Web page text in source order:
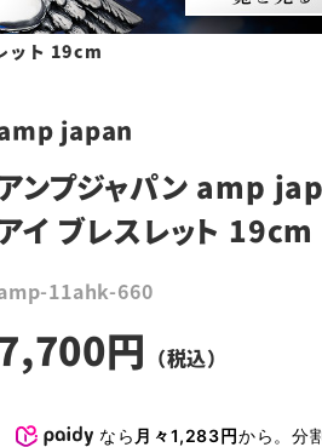
ット 19cm
japan
ンプジャパン amp
イ ブレスレット 19cm
11ahk-660
なら 月々1,283円から。分